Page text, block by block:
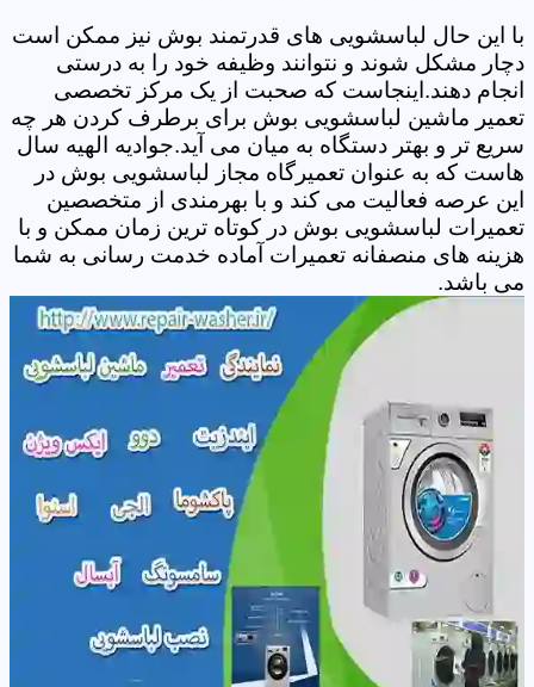
با این حال لباسشویی های قدرتمند بوش نیز ممکن است
دچار مشکل شوند و نتوانند وظیفه خود را به درستی
انجام دهند.اینجاست که صحبت از یک مرکز تخصصی
تعمیر ماشین لباسشویی بوش برای برطرف کردن هر چه
سریع تر و بهتر دستگاه به میان می آید.جوادیه الهیه سال
هاست که به عنوان تعمیرگاه مجاز لباسشویی بوش در
این عرصه فعالیت می کند و با بهرمندی از متخصصین
تعمیرات لباسشویی بوش در کوتاه ترین زمان ممکن و با
هزینه های منصفانه تعمیرات آماده خدمت رسانی به شما
می باشد.